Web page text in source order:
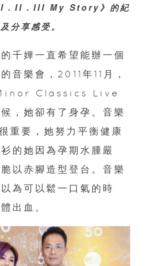
I．II．III My Story》的紀
分享感受。
千嬅一直希望能辦一個
音樂會，2011年11月，
Minor Classics Live
，她卻有了身孕。音樂
重要，她努力平衡健康
的她因為孕期水腫嚴
以赤腳造型登台。音樂
為可以鬆一口氣的時
出血。